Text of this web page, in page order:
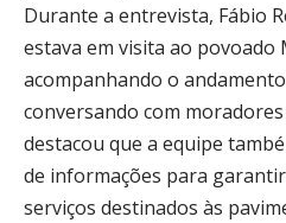
Durante a entrevista, Fábio
estava em visita ao povoado
acompanhando o
conversando com moradores
destacou que a equipe
de informações para
serviços destinados às